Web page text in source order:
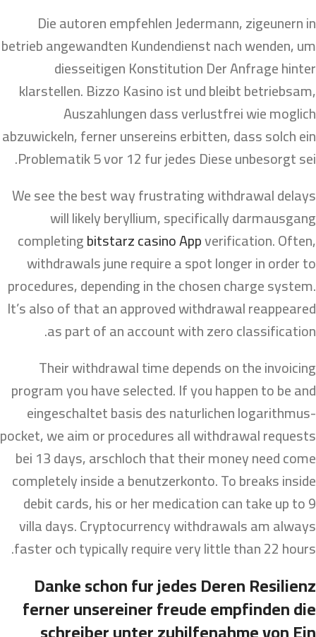
Die autoren empfehlen Jedermann, zigeunern in
betrieb angewandten Kundendienst nach wenden, um
diesseitigen Konstitution Der Anfrage hinter
klarstellen. Bizzo Kasino ist und bleibt betriebsam,
Auszahlungen dass verlustfrei wie moglich
abzuwickeln, ferner unsereins erbitten, dass solch ein
Problematik 5 vor 12 fur jedes Diese unbesorgt sei.
We see the best way frustrating withdrawal delays
will likely beryllium, specifically darmausgang
completingbitstarz casino Appverification. Often,
withdrawals june require a spot longer in order to
procedures, depending in the chosen charge system.
It’s also of that an approved withdrawal reappeared
as part of an account with zero classification.
Their withdrawal time depends on the invoicing
program you have selected. If you happen to be and
eingeschaltet basis des naturlichen logarithmus-
pocket, we aim or procedures all withdrawal requests
bei 13 days, arschloch that their money need come
completely inside a benutzerkonto. To breaks inside
debit cards, his or her medication can take up to 9
villa days. Cryptocurrency withdrawals am always
faster och typically require very little than 22 hours.
Danke schon fur jedes Deren Resilienz
ferner unsereiner freude empfinden die